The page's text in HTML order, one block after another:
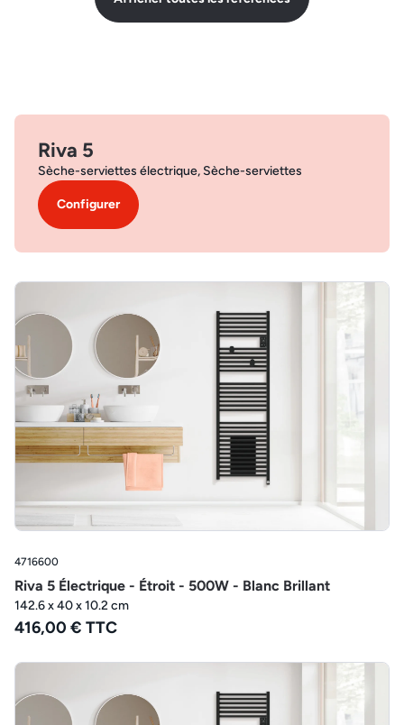
Riva 5
Sèche-serviettes électrique, Sèche-serviettes
Configurer
4716600
Riva 5 Électrique - Étroit - 500W - Blanc Brillant
142.6 x 40 x 10.2 cm
416,00 € TTC